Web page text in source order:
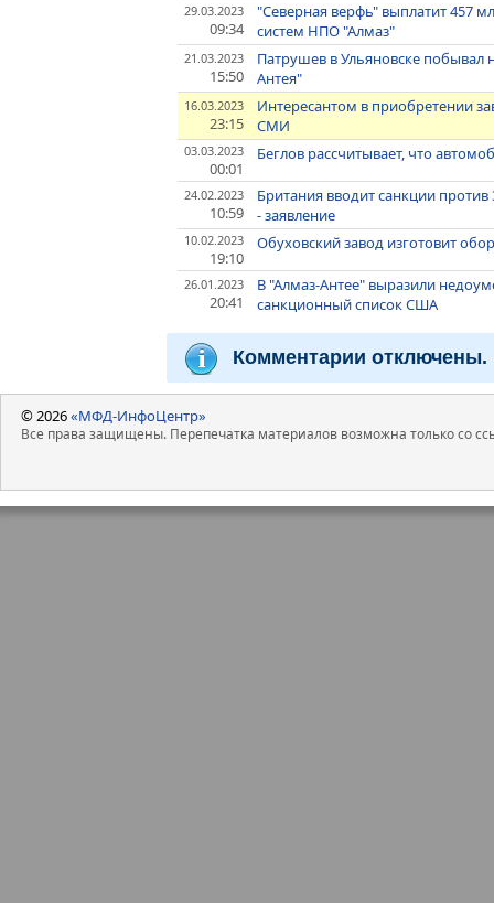
29.03.2023
09:34
"Северная верфь" выплатит 457
систем НПО "Алмаз"
21.03.2023
15:50
Патрушев в Ульяновске побывал
Антея"
16.03.2023
23:15
Интересантом в приобретении
СМИ
03.03.2023
00:01
Беглов рассчитывает, что
24.02.2023
10:59
Британия вводит санкции
- заявление
10.02.2023
19:10
Обуховский завод изготовит
26.01.2023
20:41
В "Алмаз-Антее" выразили
санкционный список США
Комментарии отключены.
© 2026«МФД-ИнфоЦентр»
Все права защищены. Перепечатка материалов возможна только со